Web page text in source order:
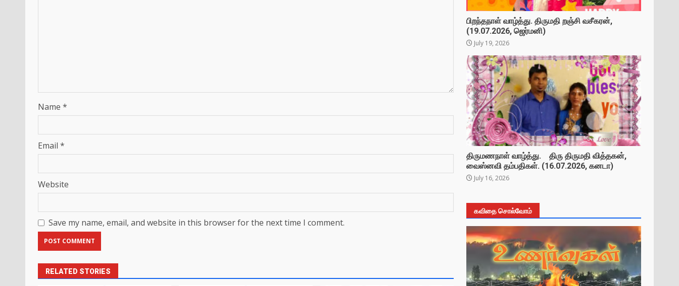
Name *
Email *
Website
Save my name, email, and website in this browser for the next time I comment.
RELATED STORIES
பிறந்தநாள் வாழ்த்து. திருமதி றஞ்சி வசீகரன்,
(19.07.2026, ஜெர்மனி)
July 19, 2026
திருமணநாள் வாழ்த்து. திரு திருமதி வித்தகன்,
வைஸ்னவி தம்பதிகள். (16.07.2026, கனடா)
July 16, 2026
கவிதை சொல்வோம்